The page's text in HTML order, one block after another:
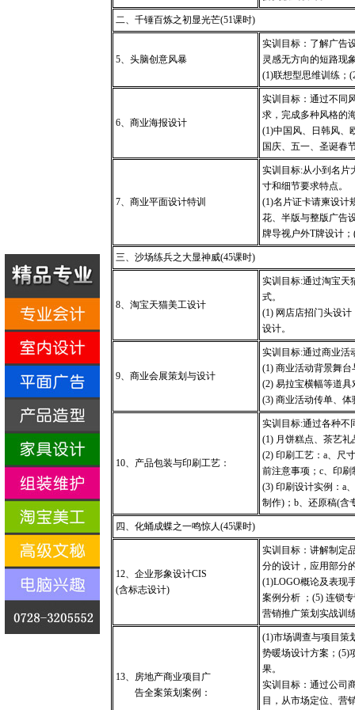
二、千锤百炼之初显光芒(51课时)
5、头脑创意风暴
实训目标：了解广告
灵感无方向的短路现
(1)联想型思维训练；
6、商业海报设计
实训目标：通过不同
求，完成多种风格的
(1)中国风、日韩风、
国庆、五一、圣诞春
7、商业平面设计特训
实训目标:从小到名片
寸和细节要求特点。
(1)名片证卡请柬设计
花、半版与整版广告
牌导视户外T牌设计；
三、沙场练兵之大显神威(45课时)
8、淘宝天猫美工设计
实训目标:通过淘宝天
式。
(1) 网店店招门头设计
设计。
9、商业会展策划与设计
实训目标:通过商业活
(1)商业活动背景舞
(2)易拉宝横幅等道
(3)商业活动传单、
10、产品包装与印刷工艺：
实训目标:通过各种不
(1) 月饼糕点、茶艺
(2)印刷工艺：a、尺
前注意事项；c、印刷
(3)印刷设计实例：a
制作) ；b、还原稿(含
四、化蛹成蝶之一鸣惊人(45课时)
12、企业形象设计CIS
(含标志设计)
实训目标：讲解制定
分的设计，应用部分
(1)LOGO概论及表现
案例分析 ；(5)连锁
营销推广策划实战训
13、房地产商业项目广
告全案策划案例：
(1)市场调查与项目策
势暖场设计方案；(5)
果。
实训目标：通过公司
目，从市场定位、营